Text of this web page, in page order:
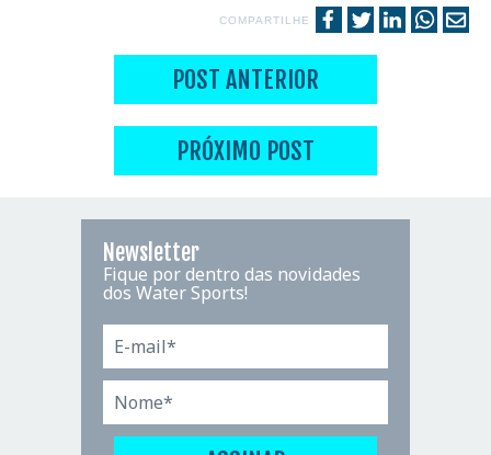
COMPARTILHE
POST ANTERIOR
PRÓXIMO POST
Newsletter
Fique por dentro das novidades
dos Water Sports!